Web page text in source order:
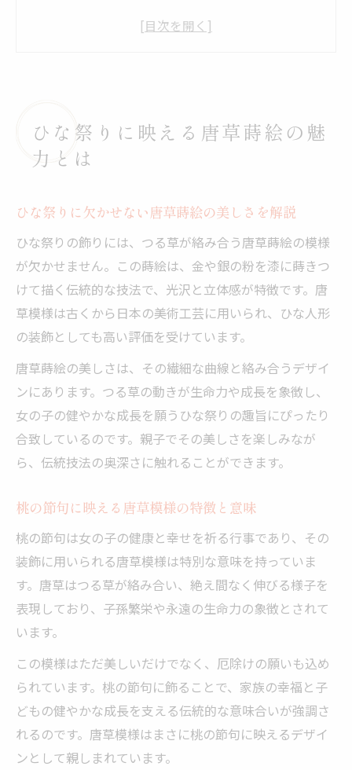
桃の節句に映える唐草模様の特徴と意味
蒔絵模様の中でも人気の唐草模様の役割と
は
桃の節句を彩る蒔絵模様の意味を知る
説
桃の節句に伝わる蒔絵模様の願いと象徴性
唐草蒔絵が表す桃の節句の願いとはなにか
蒔絵模様に込められた子どもへの思いを紐
解く
来
伝統行事で学ぶ唐草蒔絵の深い願い
ひな祭りに込める唐草蒔絵の願いを伝える
親子で知る唐草蒔絵に託された深い思い
ひな祭りの飾りが語る唐草模様の願いと歴
史
桃の節句と唐草蒔絵の絆を見つめ直す機会
に
親子で楽しむ桃の節句と蒔絵の関係
ひな祭りを親子で楽しむ蒔絵の魅力を探ろ
う
桃の節句の飾り付けに蒔絵を取り入れるコ
ツ
家族で学ぶ蒔絵模様と桃の節句の伝統的な
ひな祭りに映える唐草蒔絵の魅
力とは
ひな祭りに欠かせない唐草蒔絵の美しさを解説
ひな祭りの飾りには、つる草が絡み合う唐草蒔絵の模様
が欠かせません。この蒔絵は、金や銀の粉を漆に蒔きつ
けて描く伝統的な技法で、光沢と立体感が特徴です。唐
草模様は古くから日本の美術工芸に用いられ、ひな人形
の装飾としても高い評価を受けています。
唐草蒔絵の美しさは、その繊細な曲線と絡み合うデザイ
ンにあります。つる草の動きが生命力や成長を象徴し、
女の子の健やかな成長を願うひな祭りの趣旨にぴったり
合致しているのです。親子でその美しさを楽しみなが
ら、伝統技法の奥深さに触れることができます。
桃の節句に映える唐草模様の特徴と意味
桃の節句は女の子の健康と幸せを祈る行事であり、その
装飾に用いられる唐草模様は特別な意味を持っていま
す。唐草はつる草が絡み合い、絶え間なく伸びる様子を
表現しており、子孫繁栄や永遠の生命力の象徴とされて
います。
この模様はただ美しいだけでなく、厄除けの願いも込め
られています。桃の節句に飾ることで、家族の幸福と子
どもの健やかな成長を支える伝統的な意味合いが強調さ
れるのです。唐草模様はまさに桃の節句に映えるデザイ
ンとして親しまれています。